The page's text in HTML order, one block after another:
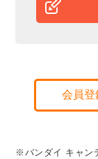
会員登
※バンダイ キャン